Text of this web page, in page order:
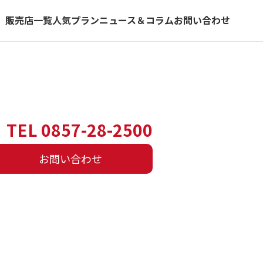
販売店一覧人気プランニュース＆コラムお問い合わせ
TEL 0857-28-2500
お問い合わせ